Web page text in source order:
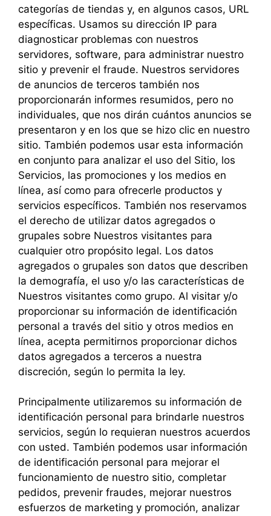
categorías de tiendas y, en algunos casos, URL
específicas. Usamos su dirección IP para
diagnosticar problemas con nuestros
servidores, software, para administrar nuestro
sitio y prevenir el fraude. Nuestros servidores
de anuncios de terceros también nos
proporcionarán informes resumidos, pero no
individuales, que nos dirán cuántos anuncios se
presentaron y en los que se hizo clic en nuestro
sitio. También podemos usar esta información
en conjunto para analizar el uso del Sitio, los
Servicios, las promociones y los medios en
línea, así como para ofrecerle productos y
servicios específicos. También nos reservamos
el derecho de utilizar datos agregados o
grupales sobre Nuestros visitantes para
cualquier otro propósito legal. Los datos
agregados o grupales son datos que describen
la demografía, el uso y/o las características de
Nuestros visitantes como grupo. Al visitar y/o
proporcionar su información de identificación
personal a través del sitio y otros medios en
línea, acepta permitirnos proporcionar dichos
datos agregados a terceros a nuestra
discreción, según lo permita la ley.
Principalmente utilizaremos su información de
identificación personal para brindarle nuestros
servicios, según lo requieran nuestros acuerdos
con usted. También podemos usar información
de identificación personal para mejorar el
funcionamiento de nuestro sitio, completar
pedidos, prevenir fraudes, mejorar nuestros
esfuerzos de marketing y promoción, analizar